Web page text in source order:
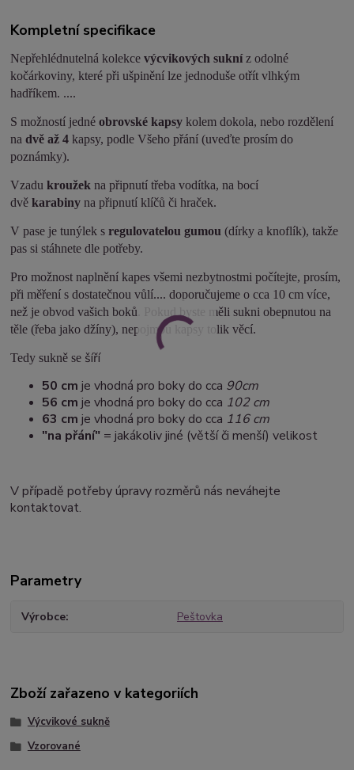
Kompletní specifikace
Nepřehlédnutelná kolekcevýcvikových sukníz odolné
kočárkoviny, které při ušpinění lze jednoduše otřít vlhkým
hadříkem. ....
S možností jednéobrovské kapsy kolem dokola, nebo rozdělení
nadvě až 4 kapsy, podle Všeho přání (uveďte prosím do
poznámky).
Vzadukroužek na připnutí třeba vodítka, na bocí
dvěkarabiny na připnutí klíčů či hraček.
V pase je tunýlek sregulovatelou gumou (dírky a knoflík), takže
pas si stáhnete dle potřeby.
Pro možnost naplnění kapes všemi nezbytnostmi počítejte, prosím,
při měření s dostatečnou vůlí.... doporučujeme o cca 10 cm více,
než je obvod vašich boků. Pokud byste měli sukni obepnutou na
těle (řeba jako džíny), nepojmou kapsy tolik věcí.
Tedy sukně se šíří
50 cm je vhodná pro boky do cca 90cm
56 cm je vhodná pro boky do cca 102 cm
63 cm je vhodná pro boky do cca 116 cm
"na přání" = jakákoliv jiné (větší či menší) velikost
V případě potřeby úpravy rozměrů nás neváhejte
kontaktovat.
Parametry
Výrobce Peštovka
Zboží zařazeno v kategoriích
Výcvikové sukně
Vzorované